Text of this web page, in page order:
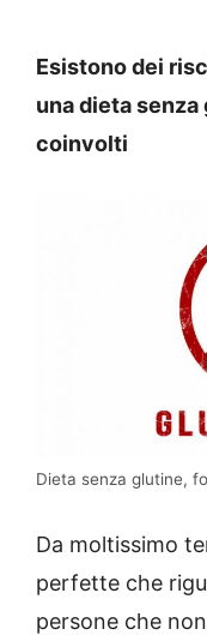
Esistono dei
una dieta
coinvolti
Dieta senza glutine,
Da moltissimo
perfette che
persone che